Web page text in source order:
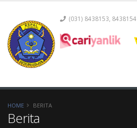
(031) 8438153, 8438154
HOME BERITA
Berita